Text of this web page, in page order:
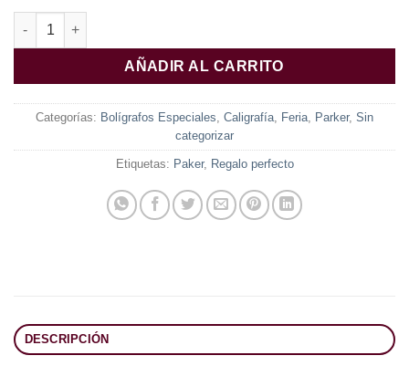
Set para regalo Jotter London - Bolígrafo Tinta seca +
AÑADIR AL CARRITO
Categorías: Bolígrafos Especiales Caligrafía Feria Parker, Sin
categorizar
Etiquetas: Paker, Regalo perfecto
DESCRIPCIÓN